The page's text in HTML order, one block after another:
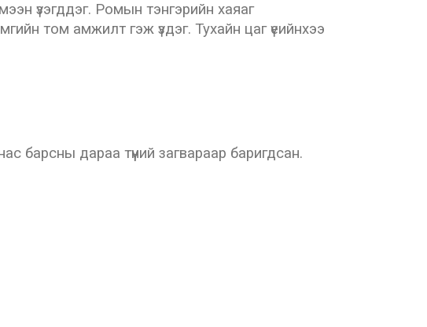
үзэгддэг. Ромын тэнгэрийн хаяаг
том амжилт гэж үздэг. Тухайн цаг үеийнхээ
барсны дараа түүний загвараар баригдсан.